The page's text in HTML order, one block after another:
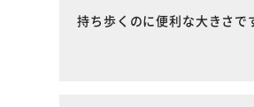
持ち歩くのに便利な大きさで